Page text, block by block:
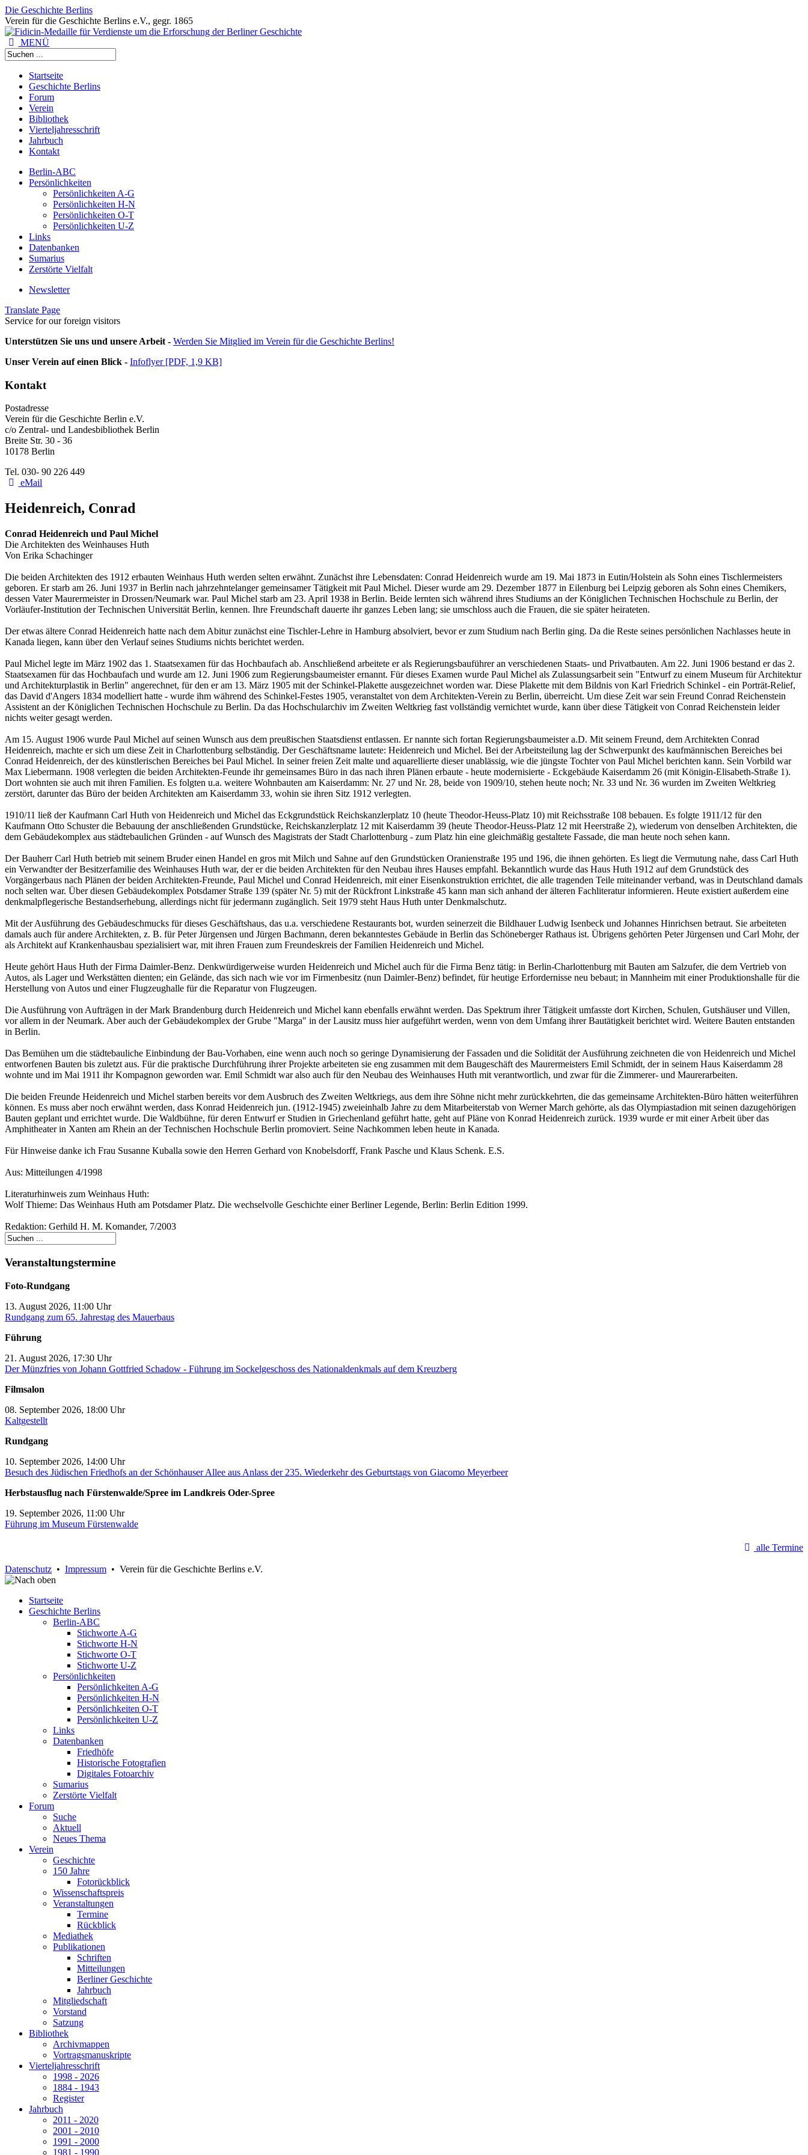
Die Geschichte Berlins
Verein für die Geschichte Berlins e.V., gegr. 1865
MENÜ
Startseite
Geschichte Berlins
Forum
Verein
Bibliothek
Vierteljahresschrift
Jahrbuch
Kontakt
Berlin-ABC
Persönlichkeiten
Persönlichkeiten A-G
Persönlichkeiten H-N
Persönlichkeiten O-T
Persönlichkeiten U-Z
Links
Datenbanken
Sumarius
Zerstörte Vielfalt
Newsletter
Translate Page
Service for our foreign visitors
Unterstützen Sie uns und unsere Arbeit - Werden Sie Mitglied im Verein für die Geschichte Berlins!
Unser Verein auf einen Blick - Infoflyer [PDF, 1,9 KB]
Kontakt
Postadresse
Verein für die Geschichte Berlin e.V.
c/o Zentral- und Landesbibliothek Berlin
Breite Str. 30 - 36
10178 Berlin
Tel. 030- 90 226 449
eMail
Heidenreich, Conrad
Conrad Heidenreich und Paul Michel
Die Architekten des Weinhauses Huth
Von Erika Schachinger
Die beiden Architekten des 1912 erbauten Weinhaus Huth werden selten erwähnt. Zunächst ihre Lebensdaten: Conrad Heidenreich wurde am 19. Mai 1873 in Eutin/Holstein als Sohn eines Tischlermeisters
geboren. Er starb am 26. Juni 1937 in Berlin nach jahrzehntelanger gemeinsamer Tätigkeit mit Paul Michel. Dieser wurde am 29. Dezember 1877 in Eilenburg bei Leipzig geboren als Sohn eines Chemikers,
dessen Vater Maurermeister in Drossen/Neumark war. Paul Michel starb am 23. April 1938 in Berlin. Beide lernten sich während ihres Studiums an der Königlichen Technischen Hochschule zu Berlin, der
Vorläufer-Institution der Technischen Universität Berlin, kennen. Ihre Freundschaft dauerte ihr ganzes Leben lang; sie umschloss auch die Frauen, die sie später heirateten.
Der etwas ältere Conrad Heidenreich hatte nach dem Abitur zunächst eine Tischler-Lehre in Hamburg absolviert, bevor er zum Studium nach Berlin ging. Da die Reste seines persönlichen Nachlasses heute in
Kanada liegen, kann über den Verlauf seines Studiums nichts berichtet werden.
Paul Michel legte im März 1902 das 1. Staatsexamen für das Hochbaufach ab. Anschließend arbeitete er als Regierungsbauführer an verschiedenen Staats- und Privatbauten. Am 22. Juni 1906 bestand er das 2.
Staatsexamen für das Hochbaufach und wurde am 12. Juni 1906 zum Regierungsbaumeister ernannt. Für dieses Examen wurde Paul Michel als Zulassungsarbeit sein "Entwurf zu einem Museum für Architektur
und Architekturplastik in Berlin" angerechnet, für den er am 13. März 1905 mit der Schinkel-Plakette ausgezeichnet worden war. Diese Plakette mit dem Bildnis von Karl Friedrich Schinkel - ein Porträt-Relief,
das David d'Angers 1834 modelliert hatte - wurde ihm während des Schinkel-Festes 1905, veranstaltet von dem Architekten-Verein zu Berlin, überreicht. Um diese Zeit war sein Freund Conrad Reichenstein
Assistent an der Königlichen Technischen Hochschule zu Berlin. Da das Hochschularchiv im Zweiten Weltkrieg fast vollständig vernichtet wurde, kann über diese Tätigkeit von Conrad Reichenstein leider
nichts weiter gesagt werden.
Am 15. August 1906 wurde Paul Michel auf seinen Wunsch aus dem preußischen Staatsdienst entlassen. Er nannte sich fortan Regierungsbaumeister a.D. Mit seinem Freund, dem Architekten Conrad
Heidenreich, machte er sich um diese Zeit in Charlottenburg selbständig. Der Geschäftsname lautete: Heidenreich und Michel. Bei der Arbeitsteilung lag der Schwerpunkt des kaufmännischen Bereiches bei
Conrad Heidenreich, der des künstlerischen Bereiches bei Paul Michel. In seiner freien Zeit malte und aquarellierte dieser unablässig, wie die jüngste Tochter von Paul Michel berichten kann. Sein Vorbild war
Max Liebermann. 1908 verlegten die beiden Architekten-Feunde ihr gemeinsames Büro in das nach ihren Plänen erbaute - heute modernisierte - Eckgebäude Kaiserdamm 26 (mit Königin-Elisabeth-Straße 1).
Dort wohnten sie auch mit ihren Familien. Es folgten u.a. weitere Wohnbauten am Kaiserdamm: Nr. 27 und Nr. 28, beide von 1909/10, stehen heute noch; Nr. 33 und Nr. 36 wurden im Zweiten Weltkrieg
zerstört, darunter das Büro der beiden Architekten am Kaiserdamm 33, wohin sie ihren Sitz 1912 verlegten.
1910/11 ließ der Kaufmann Carl Huth von Heidenreich und Michel das Eckgrundstück Reichskanzlerplatz 10 (heute Theodor-Heuss-Platz 10) mit Reichsstraße 108 bebauen. Es folgte 1911/12 für den
Kaufmann Otto Schuster die Bebauung der anschließenden Grundstücke, Reichskanzlerplatz 12 mit Kaiserdamm 39 (heute Theodor-Heuss-Platz 12 mit Heerstraße 2), wiederum von denselben Architekten, die
dem Gebäudekomplex aus städtebaulichen Gründen - auf Wunsch des Magistrats der Stadt Charlottenburg - zum Platz hin eine gleichmäßig gestaltete Fassade, die man heute noch sehen kann.
Der Bauherr Carl Huth betrieb mit seinem Bruder einen Handel en gros mit Milch und Sahne auf den Grundstücken Oranienstraße 195 und 196, die ihnen gehörten. Es liegt die Vermutung nahe, dass Carl Huth
ein Verwandter der Besitzerfamilie des Weinhauses Huth war, der er die beiden Architekten für den Neubau ihres Hauses empfahl. Bekanntlich wurde das Haus Huth 1912 auf dem Grundstück des
Vorgängerbaus nach Plänen der beiden Architekten-Freunde, Paul Michel und Conrad Heidenreich, mit einer Eisenkonstruktion errichtet, die alle tragenden Teile miteinander verband, was in Deutschland damals
noch selten war. Über diesen Gebäudekomplex Potsdamer Straße 139 (später Nr. 5) mit der Rückfront Linkstraße 45 kann man sich anhand der älteren Fachliteratur informieren. Heute existiert außerdem eine
denkmalpflegerische Bestandserhebung, allerdings nicht für jedermann zugänglich. Seit 1979 steht Haus Huth unter Denkmalschutz.
Mit der Ausführung des Gebäudeschmucks für dieses Geschäftshaus, das u.a. verschiedene Restaurants bot, wurden seinerzeit die Bildhauer Ludwig Isenbeck und Johannes Hinrichsen betraut. Sie arbeiteten
damals auch für andere Architekten, z. B. für Peter Jürgensen und Jürgen Bachmann, deren bekanntestes Gebäude in Berlin das Schöneberger Rathaus ist. Übrigens gehörten Peter Jürgensen und Carl Mohr, der
als Architekt auf Krankenhausbau spezialisiert war, mit ihren Frauen zum Freundeskreis der Familien Heidenreich und Michel.
Heute gehört Haus Huth der Firma Daimler-Benz. Denkwürdigerweise wurden Heidenreich und Michel auch für die Firma Benz tätig: in Berlin-Charlottenburg mit Bauten am Salzufer, die dem Vertrieb von
Autos, als Lager und Werkstätten dienten; ein Gelände, das sich nach wie vor im Firmenbesitz (nun Daimler-Benz) befindet, für heutige Erfordernisse neu bebaut; in Mannheim mit einer Produktionshalle für die
Herstellung von Autos und einer Flugzeughalle für die Reparatur von Flugzeugen.
Die Ausführung von Aufträgen in der Mark Brandenburg durch Heidenreich und Michel kann ebenfalls erwähnt werden. Das Spektrum ihrer Tätigkeit umfasste dort Kirchen, Schulen, Gutshäuser und Villen,
vor allem in der Neumark. Aber auch der Gebäudekomplex der Grube "Marga" in der Lausitz muss hier aufgeführt werden, wenn von dem Umfang ihrer Bautätigkeit berichtet wird. Weitere Bauten entstanden
in Berlin.
Das Bemühen um die städtebauliche Einbindung der Bau-Vorhaben, eine wenn auch noch so geringe Dynamisierung der Fassaden und die Solidität der Ausführung zeichneten die von Heidenreich und Michel
entworfenen Bauten bis zuletzt aus. Für die praktische Durchführung ihrer Projekte arbeiteten sie eng zusammen mit dem Baugeschäft des Maurermeisters Emil Schmidt, der in seinem Haus Kaiserdamm 28
wohnte und im Mai 1911 ihr Kompagnon geworden war. Emil Schmidt war also auch für den Neubau des Weinhauses Huth mit verantwortlich, und zwar für die Zimmerer- und Maurerarbeiten.
Die beiden Freunde Heidenreich und Michel starben bereits vor dem Ausbruch des Zweiten Weltkriegs, aus dem ihre Söhne nicht mehr zurückkehrten, die das gemeinsame Architekten-Büro hätten weiterführen
können. Es muss aber noch erwähnt werden, dass Konrad Heidenreich jun. (1912-1945) zweieinhalb Jahre zu dem Mitarbeiterstab von Werner March gehörte, als das Olympiastadion mit seinen dazugehörigen
Bauten geplant und errichtet wurde. Die Waldbühne, für deren Entwurf er Studien in Griechenland geführt hatte, geht auf Pläne von Konrad Heidenreich zurück. 1939 wurde er mit einer Arbeit über das
Amphitheater in Xanten am Rhein an der Technischen Hochschule Berlin promoviert. Seine Nachkommen leben heute in Kanada.
Für Hinweise danke ich Frau Susanne Kuballa sowie den Herren Gerhard von Knobelsdorff, Frank Pasche und Klaus Schenk. E.S.
Aus: Mitteilungen 4/1998
Literaturhinweis zum Weinhaus Huth:
Wolf Thieme: Das Weinhaus Huth am Potsdamer Platz. Die wechselvolle Geschichte einer Berliner Legende, Berlin: Berlin Edition 1999.
Redaktion: Gerhild H. M. Komander, 7/2003
Veranstaltungstermine
Foto-Rundgang
13. August 2026, 11:00 Uhr
Rundgang zum 65. Jahrestag des Mauerbaus
Führung
21. August 2026, 17:30 Uhr
Der Münzfries von Johann Gottfried Schadow - Führung im Sockelgeschoss des Nationaldenkmals auf dem Kreuzberg
Filmsalon
08. September 2026, 18:00 Uhr
Kaltgestellt
Rundgang
10. September 2026, 14:00 Uhr
Besuch des Jüdischen Friedhofs an der Schönhauser Allee aus Anlass der 235. Wiederkehr des Geburtstags von Giacomo Meyerbeer
Herbstausflug nach Fürstenwalde/Spree im Landkreis Oder-Spree
19. September 2026, 11:00 Uhr
Führung im Museum Fürstenwalde
alle Termine
Datenschutz • Impressum • Verein für die Geschichte Berlins e.V.
Startseite
Geschichte Berlins
Berlin-ABC
Stichworte A-G
Stichworte H-N
Stichworte O-T
Stichworte U-Z
Persönlichkeiten
Persönlichkeiten A-G
Persönlichkeiten H-N
Persönlichkeiten O-T
Persönlichkeiten U-Z
Links
Datenbanken
Friedhöfe
Historische Fotografien
Digitales Fotoarchiv
Sumarius
Zerstörte Vielfalt
Forum
Suche
Aktuell
Neues Thema
Verein
Geschichte
150 Jahre
Fotorückblick
Wissenschaftspreis
Veranstaltungen
Termine
Rückblick
Mediathek
Publikationen
Schriften
Mitteilungen
Berliner Geschichte
Jahrbuch
Mitgliedschaft
Vorstand
Satzung
Bibliothek
Archivmappen
Vortragsmanuskripte
Vierteljahresschrift
1998 - 2026
1884 - 1943
Register
Jahrbuch
2011 - 2020
2001 - 2010
1991 - 2000
1981 - 1990